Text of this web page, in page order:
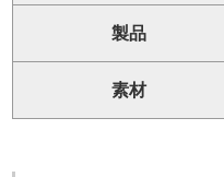
製品
素材